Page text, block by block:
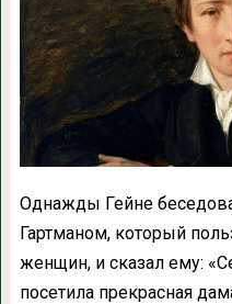
Однажды Гейне
Гартманом, который
женщин, и сказал ему:
посетила прекрасная